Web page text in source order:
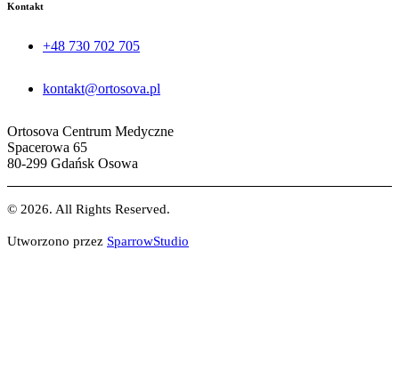
Kontakt
+48 730 702 705
kontakt@ortosova.pl
Ortosova Centrum Medyczne
Spacerowa 65
80-299 Gdańsk Osowa
© 2026. All Rights Reserved.
Utworzono przez SparrowStudio